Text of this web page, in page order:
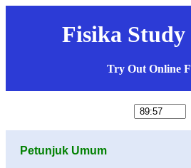
Fisika Study
Try Out Online
Petunjuk Umum